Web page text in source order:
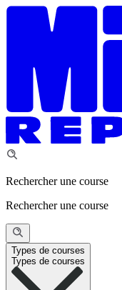
Rechercher une course
Rechercher une course
Types de courses
Types de courses